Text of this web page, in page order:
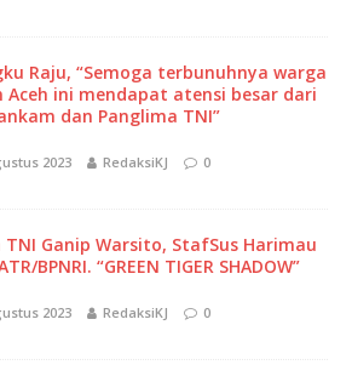
Raju, “Semoga terbunuhnya warga
Aceh ini mendapat atensi besar dari
dan Panglima TNI”
2023 RedaksiKJ 0
TNI Ganip Warsito, StafSus Harimau
BPNRI. “GREEN TIGER SHADOW”
2023 RedaksiKJ 0